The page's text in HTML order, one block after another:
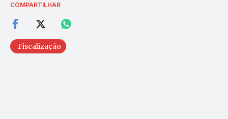
COMPARTILHAR
Fiscalização